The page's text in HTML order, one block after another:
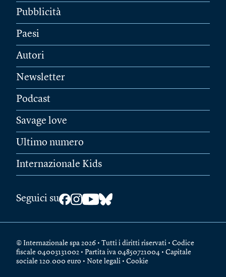
Pubblicità
Paesi
Autori
Newsletter
Podcast
Savage love
Ultimo numero
Internazionale Kids
Seguici su
© Internazionale spa 2026 • Tutti i diritti riservati • Codice
fiscale 04003131002 • Partita iva 04850721004 • Capitale
sociale 120.000 euro • Note legali • Cookie